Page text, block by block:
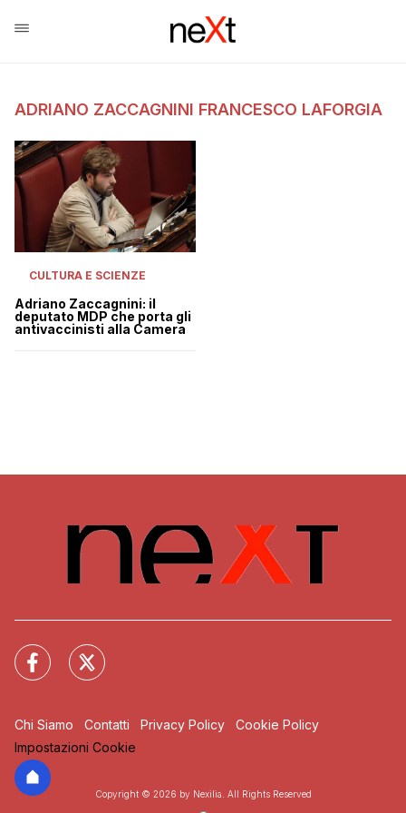
ADRIANO ZACCAGNINI FRANCESCO LAFORGIA
CULTURA E SCIENZE
Adriano Zaccagnini: il
deputato MDP che porta gli
antivaccinisti alla Camera
Chi Siamo Contatti Privacy Policy
Cookie Policy
Impostazioni Cookie
Copyright © 2026 by Nexilia. All Rights Reserved